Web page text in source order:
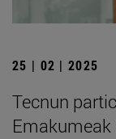
25 | 02 | 2025
Tecnun